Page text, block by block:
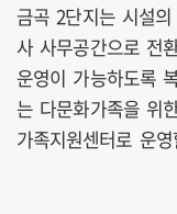
금곡 2단지는 시설
사 사무공간으로 전
운영이 가능하도록
는 다문화가족을 위
가족지원센터로 운